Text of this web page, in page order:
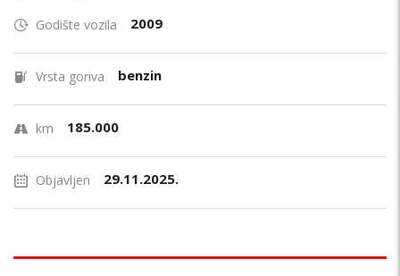
Godište vozila 2009
Vrsta goriva benzin
km 185.000
Objavljen 29.11.2025.